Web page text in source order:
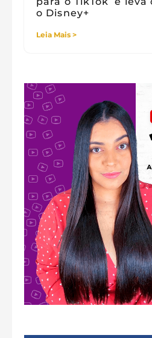
o Disney+
Leia Mais >